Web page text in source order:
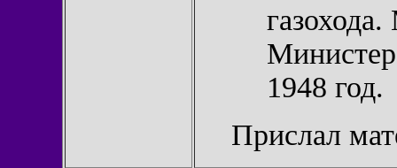
1948 год.
Прислал